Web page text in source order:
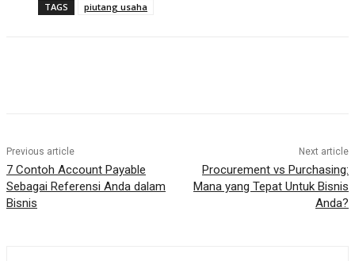
TAGS piutang usaha
Previous article
7 Contoh Account Payable
Sebagai Referensi Anda dalam
Bisnis
Next article
Procurement vs Purchasing:
Mana yang Tepat Untuk Bisnis
Anda?